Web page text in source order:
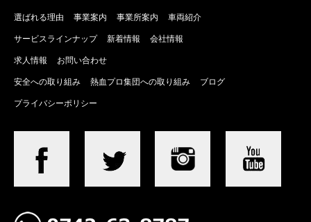
選ばれる理由 事業案内 事業所案内 車両紹介
サービスラインナップ 新着情報 会社情報
求人情報 お問い合わせ
安全への取り組み 熱血プロ集団への取り組み ブログ
プライバシーポリシー